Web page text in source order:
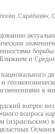
Сарибекян,
и
в
вопрос
вопроса
(израильским)